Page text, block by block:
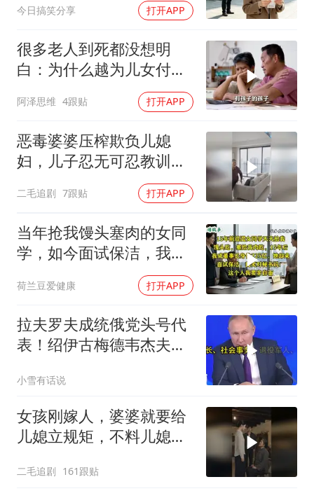
韩军前线部队连曝丑闻
奋力开创中国式现代化建设新局面
今日搞笑分享 打开APP
很多老人到死都没想明
白：为什么越为儿女付
阿泽思维 4跟贴 打开APP
恶毒婆婆压榨欺负儿媳
妇，儿子忍无可忍教训母
二毛追剧 7跟贴 打开APP
当年抢我馒头塞肉的女同
学，如今面试保洁，我亲
荷兰豆爱健康 打开APP
拉夫罗夫成统俄党头号代
表！绍伊古梅德韦杰夫双
懂了吗
小雪有话说
女孩刚嫁人，婆婆就要给
儿媳立规矩，不料儿媳不
二毛追剧 161跟贴